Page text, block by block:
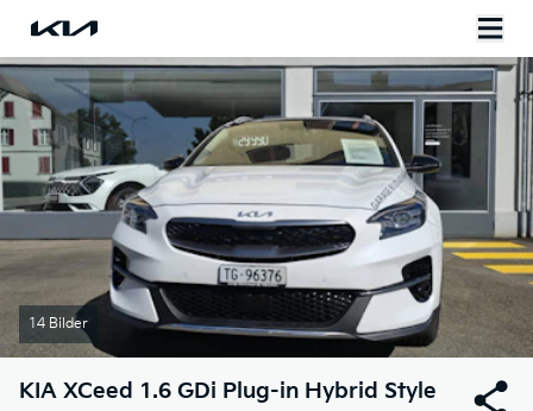
14 Bilder
KIA XCeed 1.6 GDi Plug-in Hybrid Style